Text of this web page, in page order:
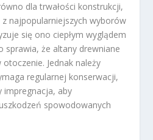
dla trwałości konstrukcji,
z najpopularniejszych wyborów
się ono ciepłym wyglądem
sprawia, że altany drewniane
Jednak należy
regularnej konserwacji,
impregnacja, aby
spowodowanych